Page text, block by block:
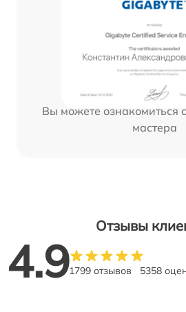
Вы можете ознакомиться
мастера
Отзывы
4.91799 отзывов 5358